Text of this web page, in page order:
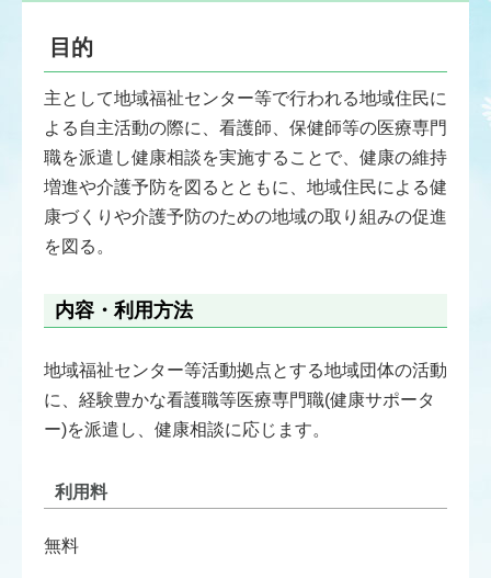
目的
主として地域福祉センター等で行われる地域住民に
よる自主活動の際に、看護師、保健師等の医療専門
職を派遣し健康相談を実施することで、健康の維持
増進や介護予防を図るとともに、地域住民による健
康づくりや介護予防のための地域の取り組みの促進
を図る。
内容・利用方法
地域福祉センター等活動拠点とする地域団体の活動
に、経験豊かな看護職等医療専門職(健康サポータ
ー)を派遣し、健康相談に応じます。
利用料
無料